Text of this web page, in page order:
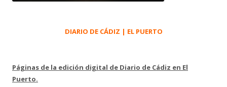
DIARIO DE CÁDIZ | EL PUERTO
Páginas de la edición digital de Diario de Cádiz en El
Puerto.